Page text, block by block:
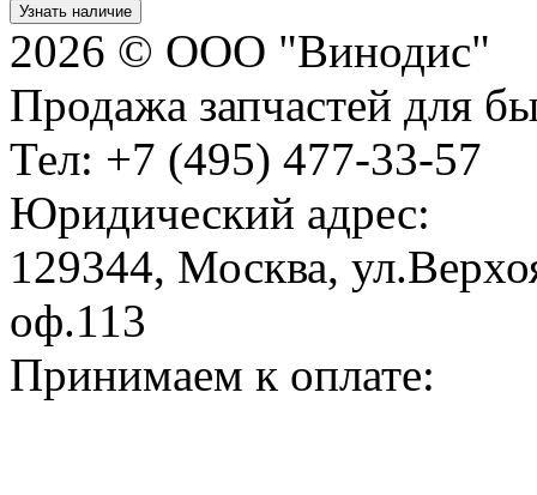
Узнать наличие
2026 © ООО "Винодис"
Продажа запчастей для
Тел: +7 (495) 477-33-57
Юридический адрес:
129344, Москва,
оф.113
Принимаем к оплате: